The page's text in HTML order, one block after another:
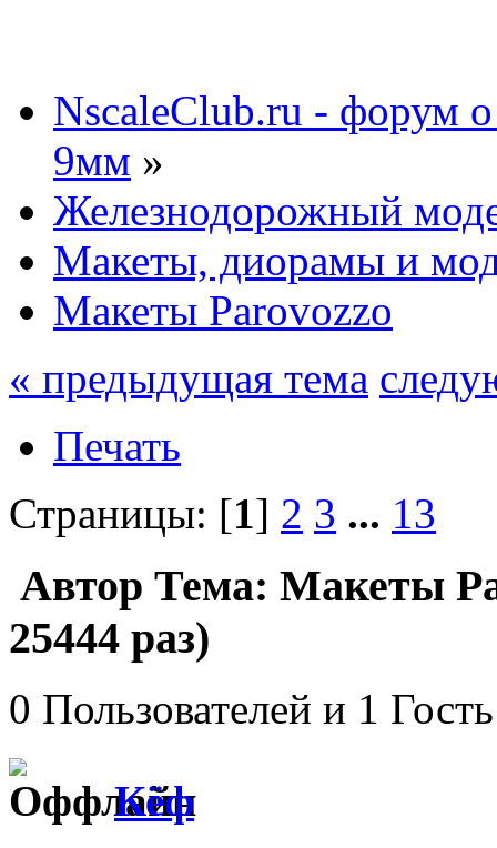
NscaleClub.ru - форум
9мм »
Железнодорожный
Макеты, диорамы и
Макеты Parovozzo
« предыдущая тема
Печать
Страницы: [1] 2 3 ... 13
Автор Тема: Макеты
25444 раз)
0 Пользователей и 1
Кёф